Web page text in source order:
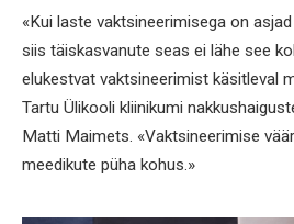
«Kui laste vaktsineerimisega on
siis täiskasvanute seas ei lähe see
elukestvat vaktsineerimist käsitleval
Tartu Ülikooli kliinikumi
Matti Maimets. «Vaktsineerimise
meedikute püha kohus.»